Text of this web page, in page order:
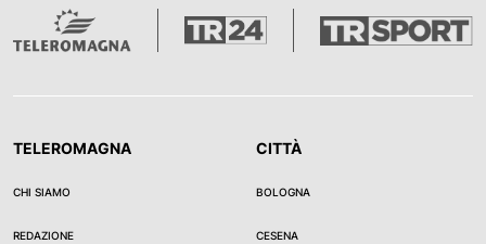
TELEROMAGNA
CHI SIAMO
REDAZIONE
CITTÀ
BOLOGNA
CESENA